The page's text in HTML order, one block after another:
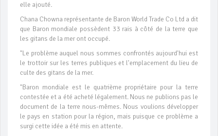
elle ajouté.
Chana Chowna représentante de Baron World Trade Co Ltd a dit
que Baron mondiale possèdent 33 rais à côté de la terre que
les gitans de la mer ont occupé.
"Le problème auquel nous sommes confrontés aujourd'hui est
le trottoir sur les terres publiques et l'emplacement du lieu de
culte des gitans de la mer.
"Baron mondiale est le quatrième propriétaire pour la terre
contestée et a été acheté légalement. Nous ne publions pas le
document de la terre nous-mêmes. Nous voulions développer
le pays en station pour la région, mais puisque ce problème a
surgi cette idée a été mis en attente.